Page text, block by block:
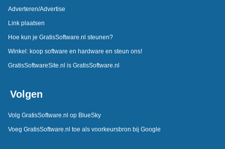
Adverteren/Advertise
Link plaatsen
Hoe kun je GratisSoftware.nl steunen?
Winkel: koop software en hardware en steun ons!
GratisSoftwareSite.nl is GratisSoftware.nl
Volgen
Volg GratisSoftware.nl op BlueSky
Voeg GratisSoftware.nl toe als voorkeursbron bij Google